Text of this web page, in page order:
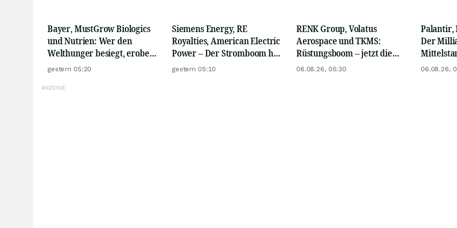
Bayer, MustGrow Biologics
und Nutrien: Wer den
Welthunger besiegt, erobert
den Agrarmarkt
gestern 05:20
Siemens Energy, RE
Royalties, American Electric
Power – Der Stromboom hat
gerade erst begonnen
gestern 05:10
RENK Group, Volatus
Aerospace und TKMS:
Rüstungsboom – jetzt die
drei Hebel Land, Luft und
06.08.26, 05:30
Palantir,
Der
06.08.26,